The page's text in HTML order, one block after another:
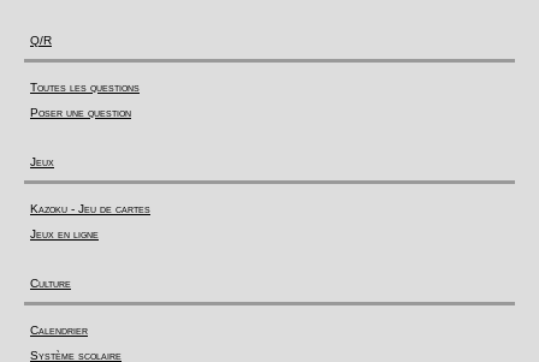
Q/R
Toutes les questions
Poser une question
Jeux
Kazoku - Jeu de cartes
Jeux en ligne
Culture
Calendrier
Système scolaire